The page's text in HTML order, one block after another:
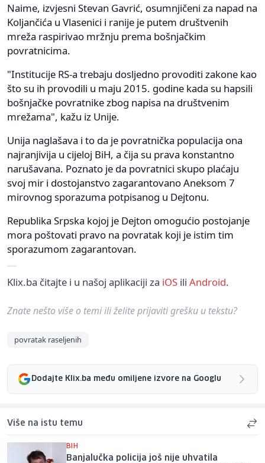
Naime, izvjesni Stevan Gavrić, osumnjičeni za napad na
Koljančića u Vlasenici i ranije je putem društvenih
mreža raspirivao mržnju prema bošnjačkim
povratnicima.
"Institucije RS-a trebaju dosljedno provoditi zakone kao
što su ih provodili u maju 2015. godine kada su hapsili
bošnjačke povratnike zbog napisa na društvenim
mrežama", kažu iz Unije.
Unija naglašava i to da je povratnička populacija ona
najranjivija u cijeloj BiH, a čija su prava konstantno
narušavana. Poznato je da povratnici skupo plaćaju
svoj mir i dostojanstvo zagarantovano Aneksom 7
mirovnog sporazuma potpisanog u Dejtonu.
Republika Srpska kojoj je Dejton omogućio postojanje
mora poštovati pravo na povratak koji je istim tim
sporazumom zagarantovan.
Klix.ba čitajte i u našoj aplikaciji za iOS ili Android.
Znate nešto više o temi ili želite prijaviti grešku u tekstu?
povratak raseljenih
Dodajte Klix.ba među omiljene izvore na Googlu
Više na istu temu
BIH
Banjalučka policija još nije uhvatila